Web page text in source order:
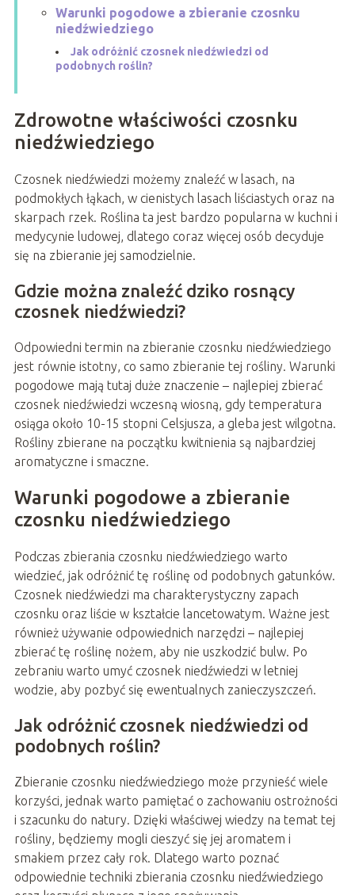
Warunki pogodowe a zbieranie czosnku
niedźwiedziego
Jak odróżnić czosnek niedźwiedzi od
podobnych roślin?
Zdrowotne właściwości czosnku
niedźwiedziego
Czosnek niedźwiedzi możemy znaleźć w lasach, na
podmokłych łąkach, w cienistych lasach liściastych oraz na
skarpach rzek. Roślina ta jest bardzo popularna w kuchni i
medycynie ludowej, dlatego coraz więcej osób decyduje
się na zbieranie jej samodzielnie.
Gdzie można znaleźć dziko rosnący
czosnek niedźwiedzi?
Odpowiedni termin na zbieranie czosnku niedźwiedziego
jest równie istotny, co samo zbieranie tej rośliny. Warunki
pogodowe mają tutaj duże znaczenie – najlepiej zbierać
czosnek niedźwiedzi wczesną wiosną, gdy temperatura
osiąga około 10-15 stopni Celsjusza, a gleba jest wilgotna.
Rośliny zbierane na początku kwitnienia są najbardziej
aromatyczne i smaczne.
Warunki pogodowe a zbieranie
czosnku niedźwiedziego
Podczas zbierania czosnku niedźwiedziego warto
wiedzieć, jak odróżnić tę roślinę od podobnych gatunków.
Czosnek niedźwiedzi ma charakterystyczny zapach
czosnku oraz liście w kształcie lancetowatym. Ważne jest
również używanie odpowiednich narzędzi – najlepiej
zbierać tę roślinę nożem, aby nie uszkodzić bulw. Po
zebraniu warto umyć czosnek niedźwiedzi w letniej
wodzie, aby pozbyć się ewentualnych zanieczyszczeń.
Jak odróżnić czosnek niedźwiedzi od
podobnych roślin?
Zbieranie czosnku niedźwiedziego może przynieść wiele
korzyści, jednak warto pamiętać o zachowaniu ostrożności
i szacunku do natury. Dzięki właściwej wiedzy na temat tej
rośliny, będziemy mogli cieszyć się jej aromatem i
smakiem przez cały rok. Dlatego warto poznać
odpowiednie techniki zbierania czosnku niedźwiedziego